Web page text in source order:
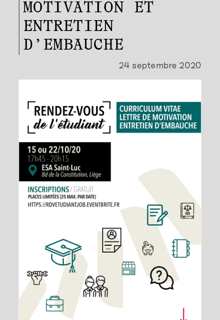
MOTIVATION ET
ENTRETIEN
D’EMBAUCHE
24 septembre 2020